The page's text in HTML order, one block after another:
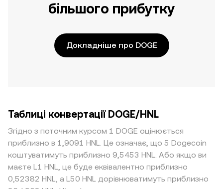
більшого прибутку
Докладніше про DOGE
Таблиці конвертації DOGE/HNL
Згідно з поточним курсом 1 DOGE оцінюється
приблизно в 1,9091 HNL. Це означає, що 5 Dogecoin
коштуватимуть приблизно 9,5453 HNL. Або якщо ви
маєте L1 HNL, це буде еквівалентно приблизно
0,52382 HNL, а L50 HNL дорівнюватимуть приблизно